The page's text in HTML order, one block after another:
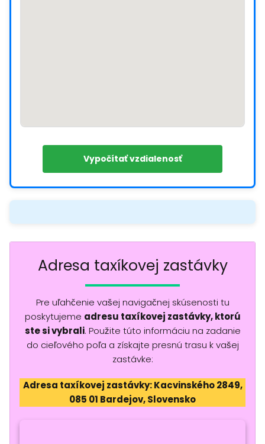
Vypočítať vzdialenosť
Adresa taxíkovej zastávky
Pre uľahčenie vašej navigačnej skúsenosti tu
poskytujeme adresu taxíkovej zastávky, ktorú
ste si vybrali. Použite túto informáciu na zadanie
do cieľového poľa a získajte presnú trasu k vašej
zastávke:
Adresa taxíkovej zastávky: Kacvinského 2849,
085 01 Bardejov, Slovensko